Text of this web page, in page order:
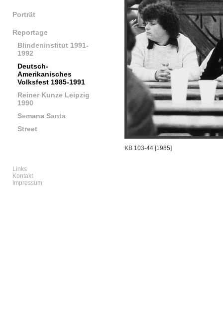
Porträt
Reportage
Blindeninstitut 1991-
1992
Deutsch-
Amerikanisches
Volksfest 1985-1991
Reiner Kunze Leipzig
1990
Semana Santa
Street
KB 103-44 [1985]
Links
Kontakt
Impressum